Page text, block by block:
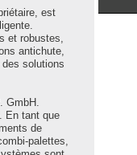
est
et robustes,
antichute,
solutions
GmbH.
En tant que
de
palettes,